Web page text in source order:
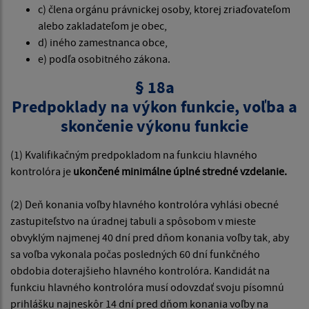
c) člena orgánu právnickej osoby, ktorej zriaďovateľom
alebo zakladateľom je obec,
d) iného zamestnanca obce,
e) podľa osobitného zákona.
§ 18a
Predpoklady na výkon funkcie, voľba a
skončenie výkonu funkcie
(1) Kvalifikačným predpokladom na funkciu hlavného
kontrolóra je ukončené minimálne úplné stredné vzdelanie.
(2) Deň konania voľby hlavného kontrolóra vyhlási obecné
zastupiteľstvo na úradnej tabuli a spôsobom v mieste
obvyklým najmenej 40 dní pred dňom konania voľby tak, aby
sa voľba vykonala počas posledných 60 dní funkčného
obdobia doterajšieho hlavného kontrolóra. Kandidát na
funkciu hlavného kontrolóra musí odovzdať svoju písomnú
prihlášku najneskôr 14 dní pred dňom konania voľby na